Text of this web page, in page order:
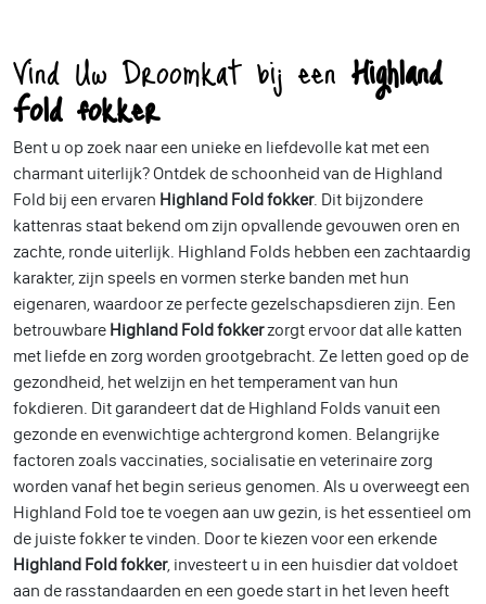
Vind Uw Droomkat bij een Highland
Fold fokker
Bent u op zoek naar een unieke en liefdevolle kat met een
charmant uiterlijk? Ontdek de schoonheid van de Highland
Fold bij een ervaren Highland Fold fokker. Dit bijzondere
kattenras staat bekend om zijn opvallende gevouwen oren en
zachte, ronde uiterlijk. Highland Folds hebben een zachtaardig
karakter, zijn speels en vormen sterke banden met hun
eigenaren, waardoor ze perfecte gezelschapsdieren zijn. Een
betrouwbare Highland Fold fokkerzorgt ervoor dat alle katten
met liefde en zorg worden grootgebracht. Ze letten goed op de
gezondheid, het welzijn en het temperament van hun
fokdieren. Dit garandeert dat de Highland Folds vanuit een
gezonde en evenwichtige achtergrond komen. Belangrijke
factoren zoals vaccinaties, socialisatie en veterinaire zorg
worden vanaf het begin serieus genomen. Als u overweegt een
Highland Fold toe te voegen aan uw gezin, is het essentieel om
de juiste fokker te vinden. Door te kiezen voor een erkende
Highland Fold fokker, investeert u in een huisdier dat voldoet
aan de rasstandaarden en een goede start in het leven heeft